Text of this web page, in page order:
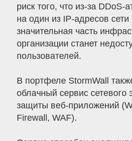
риск того, что из-за DDoS-
на один из IP-адресов сети
значительная часть
организации станет
пользователей.
В портфеле StormWall
облачный сервис сетевого
защиты веб-приложений
Firewall, WAF).